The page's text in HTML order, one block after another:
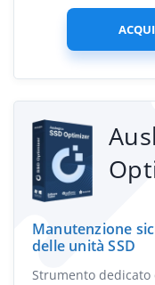
Manutenzione
delle unità SSD
Strumento